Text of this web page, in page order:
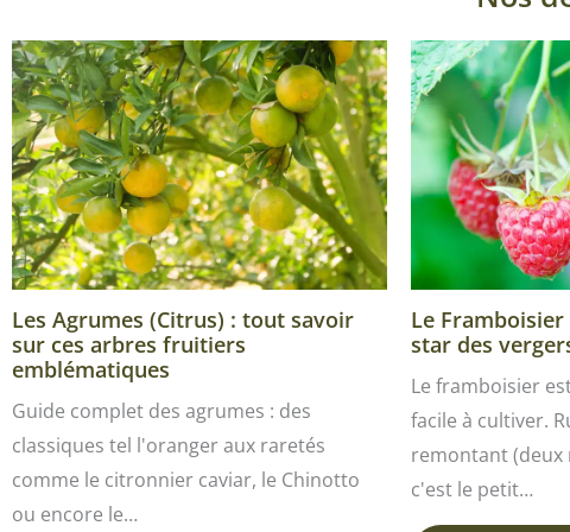
Les Agrumes (Citrus) : tout savoir
sur ces arbres fruitiers
emblématiques
Guide complet des agrumes : des
classiques tel l'oranger aux raretés
comme le citronnier caviar, le Chinotto
ou encore le…
Le
star des
Le framboisier
facile à cultiver.
remontant (deux
c'est le petit…